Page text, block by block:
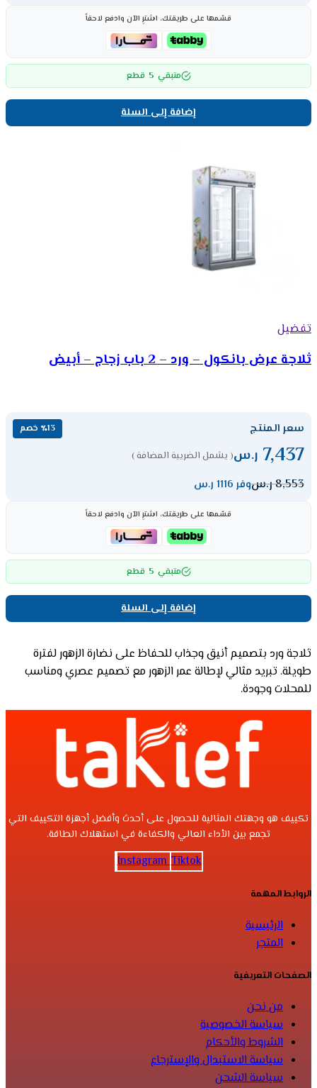
قسّمها على طريقتك، اشترِ الآن وادفع لاحقاً
متبقي 5 قطع
إضافة إلى السلة
تفضيل
ثلاجة عرض بانكول – ورد – 2 باب زجاج – أبيض
سعر المنتج ٪13 خصم
7,437 ر.س( يشمل الضريبة المضافة )
8,553ر.سوفر 1116 ر.س
قسّمها على طريقتك، اشترِ الآن وادفع لاحقاً
متبقي 5 قطع
إضافة إلى السلة
ثلاجة ورد بتصميم أنيق وجذاب للحفاظ على نضارة الزهور لفترة
طويلة. تبريد مثالي لإطالة عمر الزهور مع تصميم عصري ومناسب
للمحلات وجودة.
تكييف هو وجهتك المثالية للحصول على أحدث وأفضل أجهزة التكييف التي
تجمع بين الأداء العالي والكفاءة في استهلاك الطاقة.
Instagram Tiktok
الروابط المهمة
الرئيسية
المتجر
الصفحات التعريفية
من نحن
سياسة الخصوصية
الشروط والأحكام
سياسة الاستبدال والإسترجاع
سياسة الشحن